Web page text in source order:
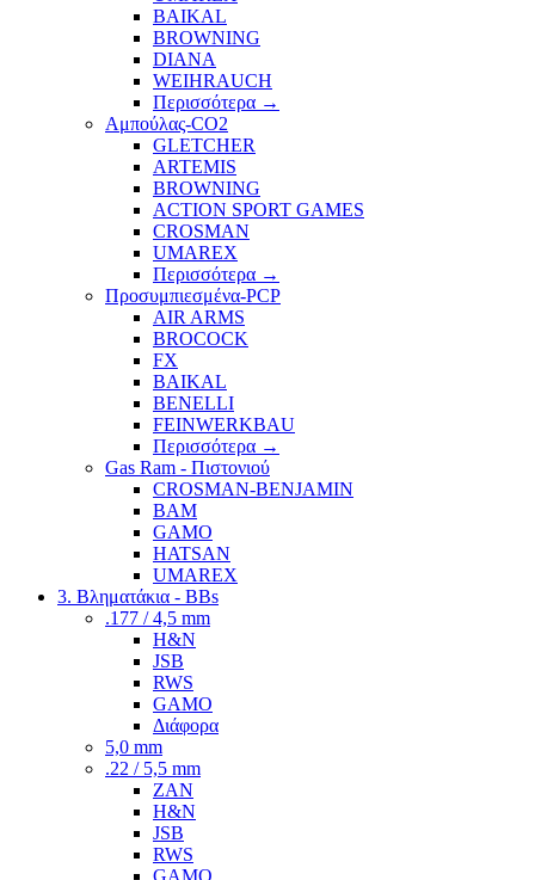
BAIKAL
BROWNING
DIANA
WEIHRAUCH
Περισσότερα →
Αμπούλας-CO2
GLETCHER
ARTEMIS
BROWNING
ACTION SPORT GAMES
CROSMAN
UMAREX
Περισσότερα →
Προσυμπιεσμένα-PCP
AIR ARMS
BROCOCK
FX
BAIKAL
BENELLI
FEINWERKBAU
Περισσότερα →
Gas Ram - Πιστονιού
CROSMAN-BENJAMIN
BAM
GAMO
HATSAN
UMAREX
3. Βληματάκια - BBs
.177 / 4,5 mm
H&N
JSB
RWS
GAMO
Διάφορα
5,0 mm
.22 / 5,5 mm
ZAN
H&N
JSB
RWS
GAMO